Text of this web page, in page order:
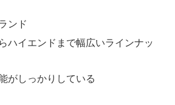
ンド
ハイエンドまで幅広いラインナッ
がしっかりしている